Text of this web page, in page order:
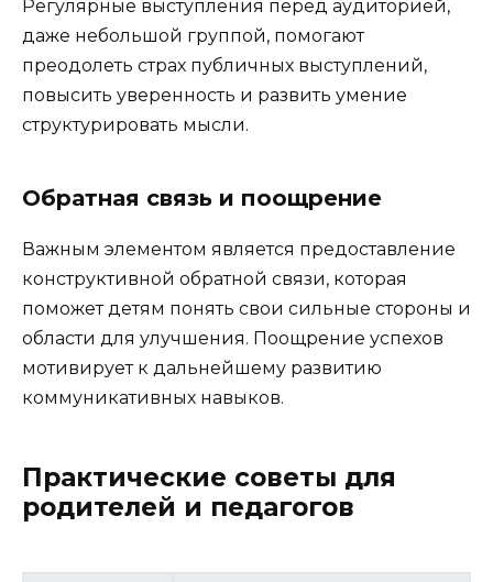
Регулярные выступления перед аудиторией,
даже небольшой группой, помогают
преодолеть страх публичных выступлений,
повысить уверенность и развить умение
структурировать мысли.
Обратная связь и поощрение
Важным элементом является предоставление
конструктивной обратной связи, которая
поможет детям понять свои сильные стороны и
области для улучшения. Поощрение успехов
мотивирует к дальнейшему развитию
коммуникативных навыков.
Практические советы для
родителей и педагогов